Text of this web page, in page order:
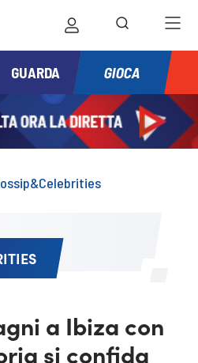
GUARDA GIOCA
a Ibiza con
si confida